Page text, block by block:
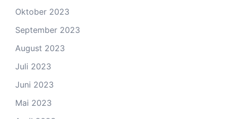
Oktober 2023
September 2023
August 2023
Juli 2023
Juni 2023
Mai 2023